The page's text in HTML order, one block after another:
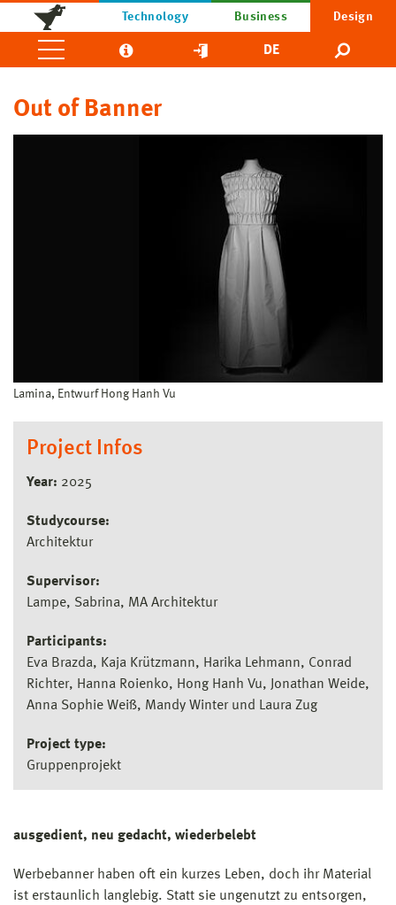
Technology Business Design
DE
Out of Banner
Lamina, Entwurf Hong Hanh Vu
Project Infos
Year: 2025
Studycourse:
Architektur
Supervisor:
Lampe, Sabrina, MA Architektur
Participants:
Eva Brazda, Kaja Krützmann, Harika Lehmann, Conrad
Richter, Hanna Roienko, Hong Hanh Vu, Jonathan Weide,
Anna Sophie Weiß, Mandy Winter und Laura Zug
Project type:
Gruppenprojekt
ausgedient, neu gedacht, wiederbelebt
Werbebanner haben oft ein kurzes Leben, doch ihr Material
ist erstaunlich langlebig. Statt sie ungenutzt zu entsorgen,